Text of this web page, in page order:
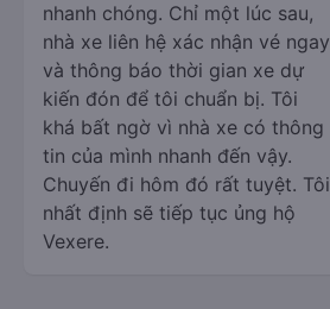
nhanh chóng. Chỉ một lúc sau,
nhà xe liên hệ xác nhận vé ngay
và thông báo thời gian xe dự
kiến đón để tôi chuẩn bị. Tôi
khá bất ngờ vì nhà xe có thông
tin của mình nhanh đến vậy.
Chuyến đi hôm đó rất tuyệt. Tôi
nhất định sẽ tiếp tục ủng hộ
Vexere.